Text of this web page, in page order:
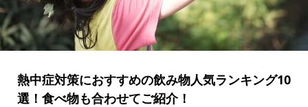
熱中症対策におすすめの飲み物人気ランキング10
選！食べ物も合わせてご紹介！